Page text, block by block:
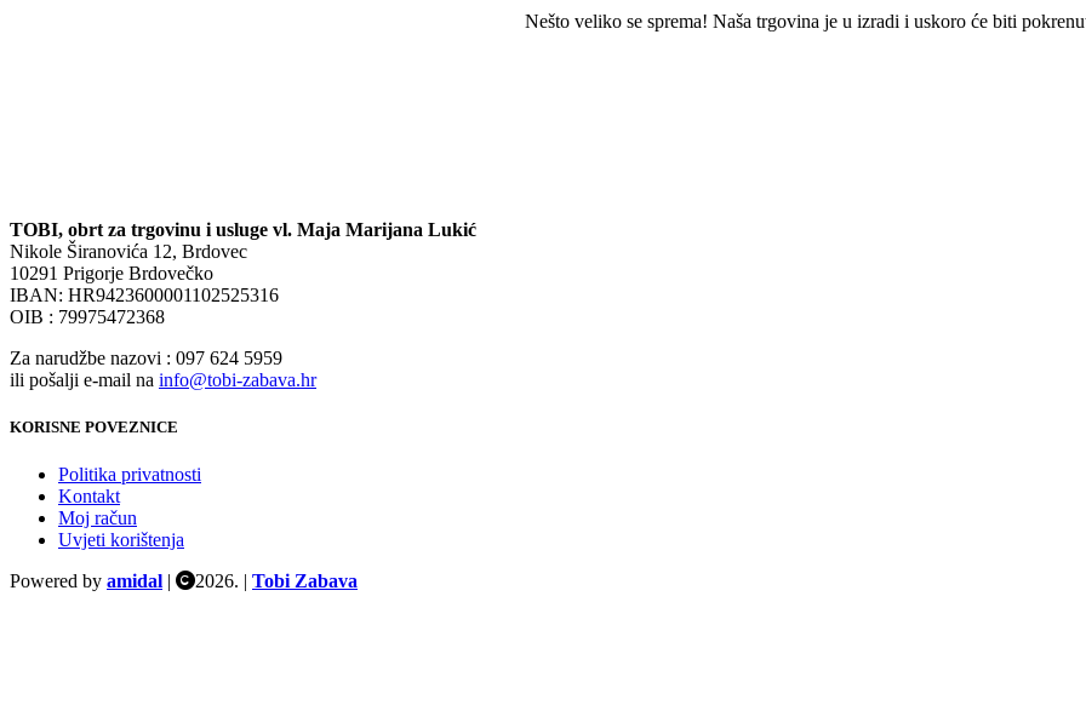
Nešto veliko se sprema! Naša trgovina je u izradi i uskoro će biti
TOBI, obrt za trgovinu i usluge vl. Maja Marijana Lukić
Nikole Širanovića 12, Brdovec
10291 Prigorje Brdovečko
IBAN: HR9423600001102525316
OIB : 79975472368
Za narudžbe nazovi : 097 624 5959
ili pošalji e-mail na info@tobi-zabava.hr
KORISNE POVEZNICE
Politika privatnosti
Kontakt
Moj račun
Uvjeti korištenja
Powered by amidal | 2026. | Tobi Zabava